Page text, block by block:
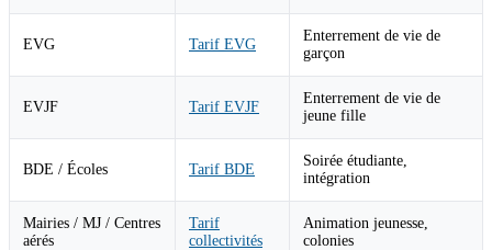
EVG Tarif EVG
Enterrement de vie de
garçon
EVJF Tarif EVJF
Enterrement de vie de
jeune fille
BDE / Écoles Tarif BDE
Soirée étudiante,
intégration
Mairies / MJ / Centres
aérés
Tarif
collectivités
Animation jeunesse,
colonies